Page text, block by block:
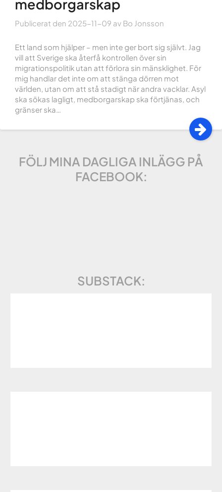
medborgarskap
Publicerat den 2025-11-09 av Bo Jonsson
Ett land som hjälper – men inte ger bort sig självt. Jag
vill att Sverige ska återfå kontrollen över sin
migrationspolitik utan att förlora sin mänsklighet. För
mig handlar det inte om att stänga dörren mot
världen, utan om att stå stadigt när andra vacklar. Asyl
ska sökas lagligt, medborgarskap ska förtjänas, och
gränser ska…
FÖLJ MINA DAGLIGA INLÄGG PÅ
FACEBOOK:
SUBSTACK: